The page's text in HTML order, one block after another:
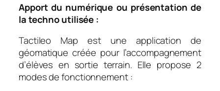
Apport du numérique ou présentation de
la techno utilisée :
Tactileo Map est une application de
géomatique créée pour l’accompagnement
d’élèves en sortie terrain. Elle propose 2
modes de fonctionnement :